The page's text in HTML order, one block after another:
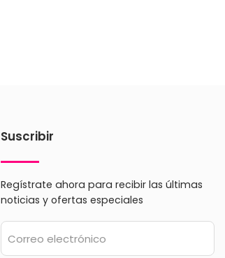
Suscribir
Regístrate ahora para recibir las últimas
noticias y ofertas especiales
Correo electrónico